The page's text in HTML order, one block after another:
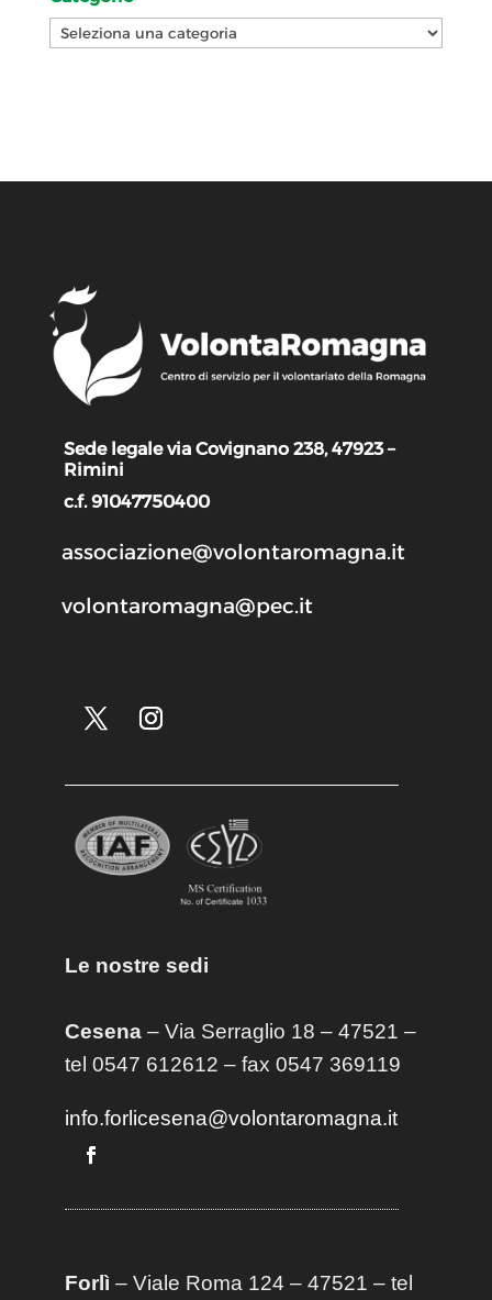
Categorie
Sede legale via Covignano 238, 47923 –
Rimini
c.f. 91047750400
associazione@volontaromagna.it
volontaromagna@pec.it
Le nostre sedi
Cesena– Via Serraglio 18 – 47521 –
tel 0547 612612 – fax 0547 369119
info.forlicesena@volontaromagna.it
Forlì – Viale Roma 124 – 47521 – tel